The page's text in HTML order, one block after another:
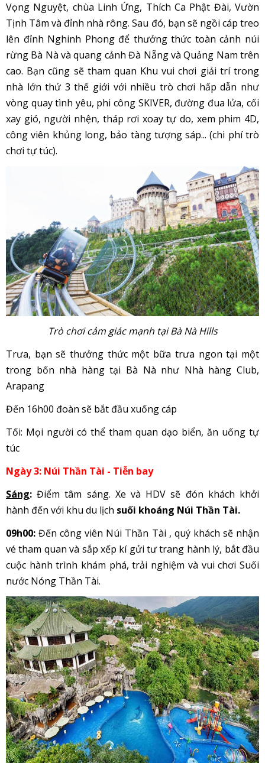
Vọng Nguyệt, chùa Linh Ứng, Thích Ca Phật Đài, Vườn
Tịnh Tâm và đỉnh nhà rông. Sau đó, bạn sẽ ngồi cáp treo
lên đỉnh Nghinh Phong để thưởng thức toàn cảnh núi
rừng Bà Nà và quang cảnh Đà Nẵng và Quảng Nam trên
cao. Bạn cũng sẽ tham quan Khu vui chơi giải trí trong
nhà lớn thứ 3 thế giới với nhiều trò chơi hấp dẫn như
vòng quay tình yêu, phi công SKIVER, đường đua lửa, cối
xay gió, người nhện, tháp rơi xoay tự do, xem phim 4D,
công viên khủng long, bảo tàng tượng sáp... (chi phí trò
chơi tự túc).
Trò chơi cảm giác mạnh tại Bà Nà Hills
Trưa, bạn sẽ thưởng thức một bữa trưa ngon tại một
trong bốn nhà hàng tại Bà Nà như Nhà hàng Club,
Arapang
Đến 16h00 đoàn sẽ bắt đầu xuống cáp
Tối: Mọi người có thể tham quan dạo biển, ăn uống tự
túc
Ngày 3: Núi Thần Tài - Tiễn bay
Sáng:Điểm tâm sáng. Xe và HDV sẽ đón khách khởi
hành đến với khu du lịch suối khoáng Núi Thần Tài.
09h00: Đến công viên Núi Thần Tài , quý khách sẽ nhận
vé tham quan và sắp xếp kí gửi tư trang hành lý, bắt đầu
cuộc hành trình khám phá, trải nghiệm và vui chơi Suối
nước Nóng Thần Tài.